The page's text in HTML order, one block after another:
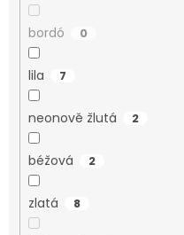
bordó 0
lila 7
neonově žlutá 2
béžová 2
zlatá 8